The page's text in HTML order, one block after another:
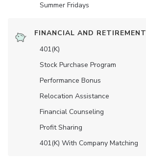
Summer Fridays
FINANCIAL AND RETIREMENT
401(K)
Stock Purchase Program
Performance Bonus
Relocation Assistance
Financial Counseling
Profit Sharing
401(K) With Company Matching